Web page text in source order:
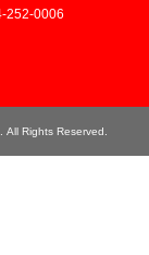
252-0006
. All Rights Reserved.